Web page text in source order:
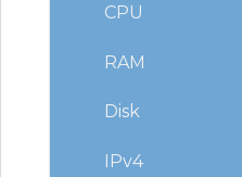
CPU
RAM
Disk
IPv4